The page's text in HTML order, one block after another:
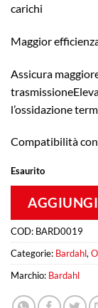
carichi
Maggior
Assicura
l’ossidazione
Compatibilità
Esaurito
COD: BARD0019
Categorie: Bardahl,
Marchio: Bardahl